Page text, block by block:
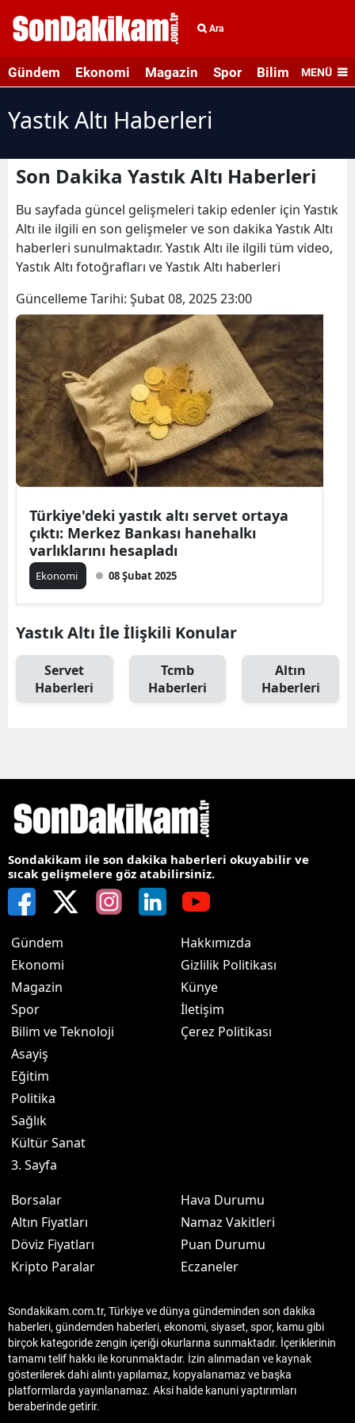
Ara
Gündem Ekonomi Magazin Spor Bilim veMENÜ
Yastık Altı Haberleri
Son Dakika Yastık Altı Haberleri
Bu sayfada güncel gelişmeleri takip edenler için Yastık
Altı ile ilgili en son gelişmeler ve son dakika Yastık Altı
haberleri sunulmaktadır. Yastık Altı ile ilgili tüm video,
Yastık Altı fotoğrafları ve Yastık Altı haberleri
Güncelleme Tarihi: Şubat 08, 2025 23:00
Türkiye'deki yastık altı servet ortaya
çıktı: Merkez Bankası hanehalkı
varlıklarını hesapladı
Ekonomi 08 Şubat 2025
Yastık Altı İle İlişkili Konular
Servet
Haberleri
Tcmb
Haberleri
Altın
Haberleri
Sondakikam ile son dakika haberleri okuyabilir ve
sıcak gelişmelere göz atabilirsiniz.
Gündem
Ekonomi
Magazin
Spor
Bilim ve Teknoloji
Asayiş
Eğitim
Politika
Sağlık
Kültür Sanat
3. Sayfa
Hakkımızda
Gizlilik Politikası
Künye
İletişim
Çerez Politikası
Borsalar
Altın Fiyatları
Döviz Fiyatları
Kripto Paralar
Hava Durumu
Namaz Vakitleri
Puan Durumu
Eczaneler
Sondakikam.com.tr, Türkiye ve dünya gündeminden son dakika
haberleri, gündemden haberleri, ekonomi, siyaset, spor, kamu gibi
birçok kategoride zengin içeriği okurlarına sunmaktadır. İçeriklerinin
tamamı telif hakkı ile korunmaktadır. İzin alınmadan ve kaynak
gösterilerek dahi alıntı yapılamaz, kopyalanamaz ve başka
platformlarda yayınlanamaz. Aksi halde kanuni yaptırımları
beraberinde getirir.